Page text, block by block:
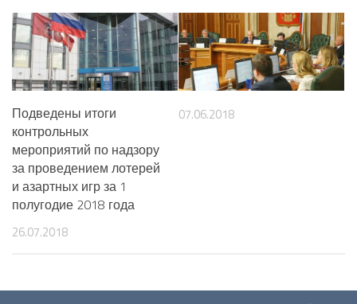
Подведены итоги
контрольных
мероприятий по надзору
за проведением лотерей
и азартных игр за 1
полугодие 2018 года
26.07.2018
07.06.2018